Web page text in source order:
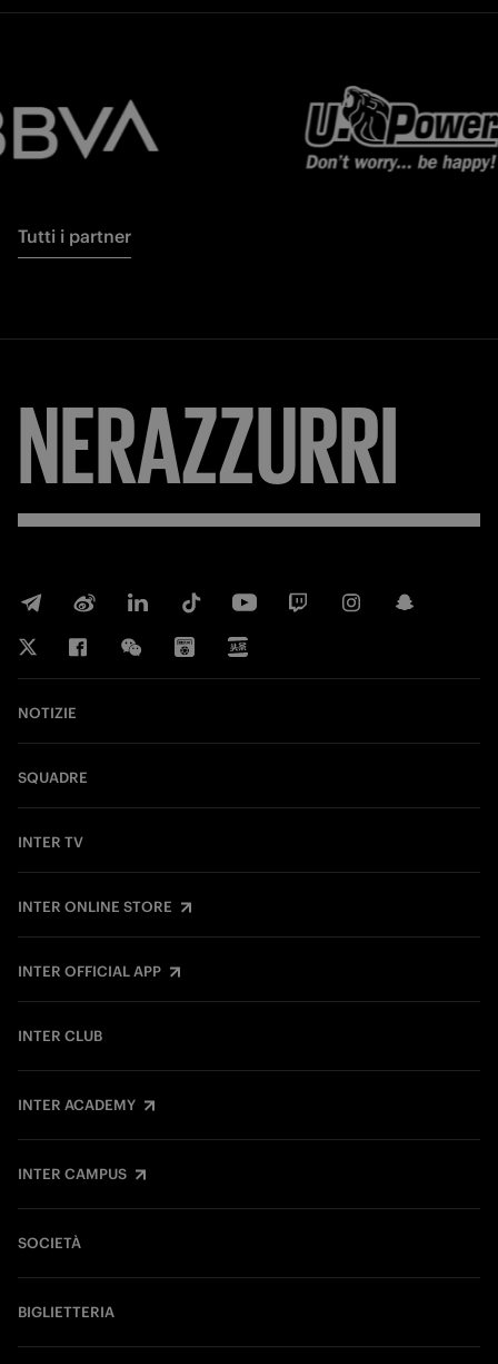
Tutti i partner
NERAZZURRI
NOTIZIE
SQUADRE
INTER TV
INTER ONLINE STORE
INTER OFFICIAL APP
INTER CLUB
INTER ACADEMY
INTER CAMPUS
SOCIETÀ
BIGLIETTERIA